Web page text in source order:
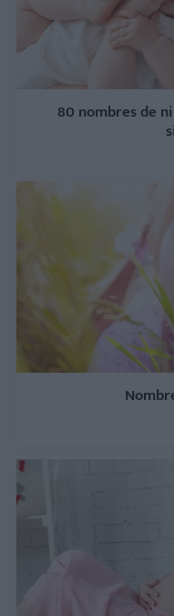
80 nombres de